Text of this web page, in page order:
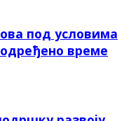
под условима
време